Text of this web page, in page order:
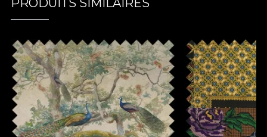
PRODUITS SIMILAIRES